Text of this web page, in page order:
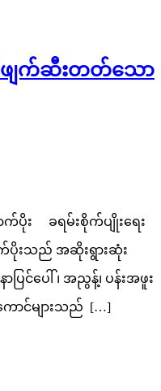
ဖျက်ဆီးတတ်သော
က်ပိုး ခရမ်းစိုက်ပျိုးရေး
ပိုးသည် အဆိုးရွားဆုံး
ြင်ပေါ် ၊ အညွန့်၊ ပန်းအဖူး
ာင်များသည် […]